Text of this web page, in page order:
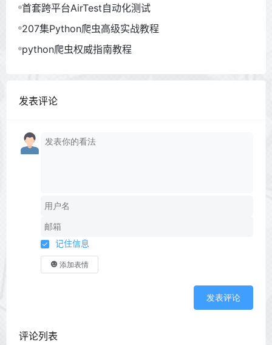
首套跨平台AirTest自动化测试
207集Python爬虫高级实战教程
python爬虫权威指南教程
发表评论
记住信息
添加表情
发表评论
评论列表